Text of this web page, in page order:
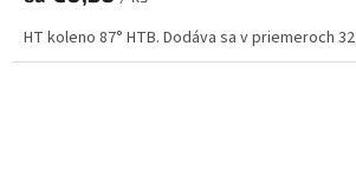
HT koleno 87° HTB. Dodáva sa v priemeroch